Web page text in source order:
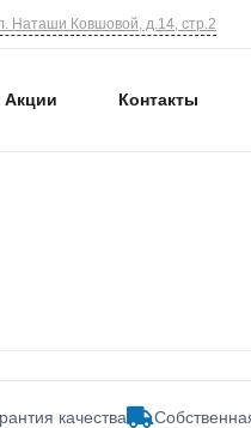
Наташи Ковшовой, д.14, стр.2
Акции Контакты
качества